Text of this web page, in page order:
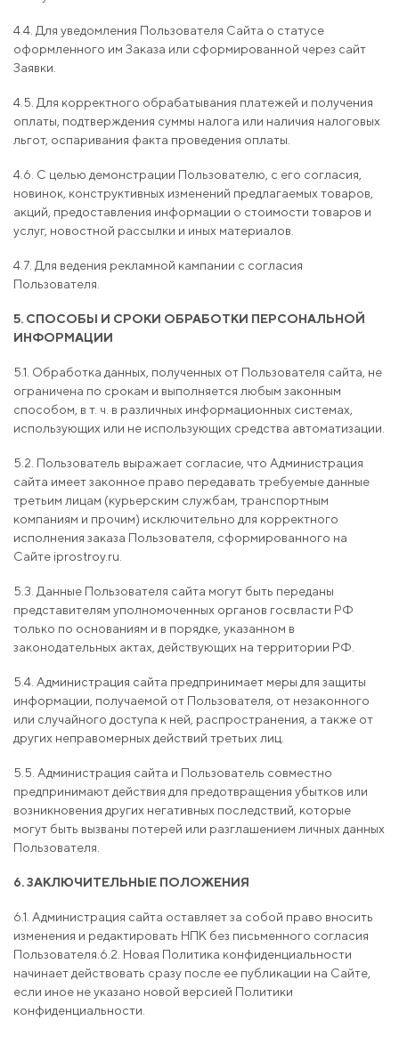
4.4. Для уведомления Пользователя Сайта о статусе
оформленного им Заказа или сформированной через сайт
Заявки.
4.5. Для корректного обрабатывания платежей и получения
оплаты, подтверждения суммы налога или наличия налоговых
льгот, оспаривания факта проведения оплаты.
4.6. С целью демонстрации Пользователю, с его согласия,
новинок, конструктивных изменений предлагаемых товаров,
акций, предоставления информации о стоимости товаров и
услуг, новостной рассылки и иных материалов.
4.7. Для ведения рекламной кампании с согласия
Пользователя.
5. СПОСОБЫ И СРОКИ ОБРАБОТКИ ПЕРСОНАЛЬНОЙ
ИНФОРМАЦИИ
5.1. Обработка данных, полученных от Пользователя сайта, не
ограничена по срокам и выполняется любым законным
способом, в т. ч. в различных информационных системах,
использующих или не использующих средства автоматизации.
5.2. Пользователь выражает согласие, что Администрация
сайта имеет законное право передавать требуемые данные
третьим лицам (курьерским службам, транспортным
компаниям и прочим) исключительно для корректного
исполнения заказа Пользователя, сформированного на
Сайте iprostroy.ru.
5.3. Данные Пользователя сайта могут быть переданы
представителям уполномоченных органов госвласти РФ
только по основаниям и в порядке, указанном в
законодательных актах, действующих на территории РФ.
5.4. Администрация сайта предпринимает меры для защиты
информации, получаемой от Пользователя, от незаконного
или случайного доступа к ней, распространения, а также от
других неправомерных действий третьих лиц.
5.5. Администрация сайта и Пользователь совместно
предпринимают действия для предотвращения убытков или
возникновения других негативных последствий, которые
могут быть вызваны потерей или разглашением личных данных
Пользователя.
6. ЗАКЛЮЧИТЕЛЬНЫЕ ПОЛОЖЕНИЯ
6.1. Администрация сайта оставляет за собой право вносить
изменения и редактировать НПК без письменного согласия
Пользователя.6.2. Новая Политика конфиденциальности
начинает действовать сразу после ее публикации на Сайте,
если иное не указано новой версией Политики
конфиденциальности.